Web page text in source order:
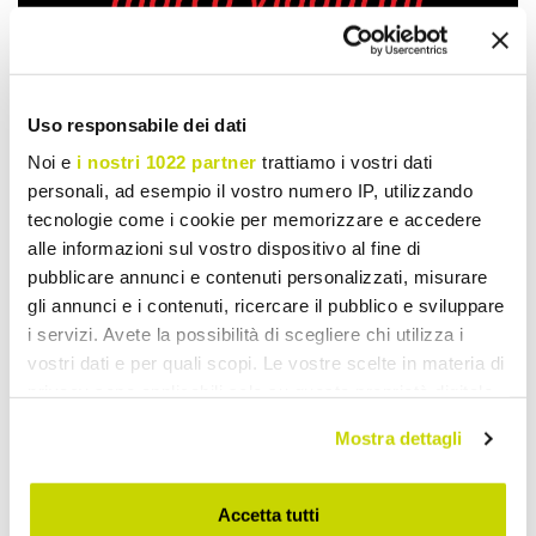
Uso responsabile dei dati
Noi e i nostri 1022 partner trattiamo i vostri dati
personali, ad esempio il vostro numero IP, utilizzando
tecnologie come i cookie per memorizzare e accedere
alle informazioni sul vostro dispositivo al fine di
pubblicare annunci e contenuti personalizzati, misurare
gli annunci e i contenuti, ricercare il pubblico e sviluppare
i servizi. Avete la possibilità di scegliere chi utilizza i
vostri dati e per quali scopi. Le vostre scelte in materia di
modificare o revocare il proprio consenso in qualsiasi
momento dalla Dichiarazione sui cookie o facendo clic
sull'icona di attivazione della privacy.
Mostra dettagli
Accetta tutti
Oferta por tempo limitado.
Não perca!